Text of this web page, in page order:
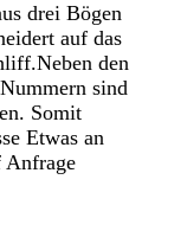
drei Bögen
auf das
den
sind
Somit
Etwas an
Anfrage